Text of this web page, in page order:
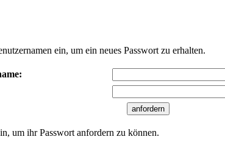
ein, um ein neues Passwort zu erhalten.
um ihr Passwort anfordern zu können.